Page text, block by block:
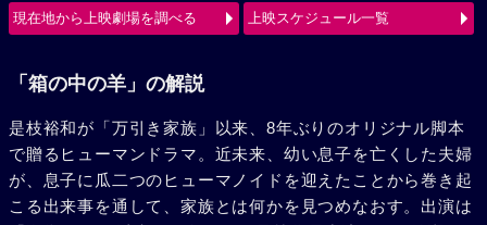
現在地から上映劇場を調べる 上映スケジュール一覧
「箱の中の羊」の解説
是枝裕和が「万引き家族」以来、8年ぶりのオリジナル脚本
で贈るヒューマンドラマ。近未来、幼い息子を亡くした夫婦
が、息子に瓜二つのヒューマノイドを迎えたことから巻き起
こる出来事を通して、家族とは何かを見つめなおす。出演は